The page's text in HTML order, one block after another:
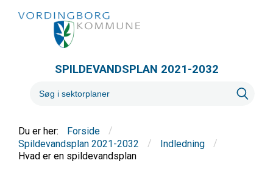
SPILDEVANDSPLAN 2021-2032
Forside
/
Spildevandsplan 2021-2032
/ Indledning
/
Hvad er en spildevandsplan